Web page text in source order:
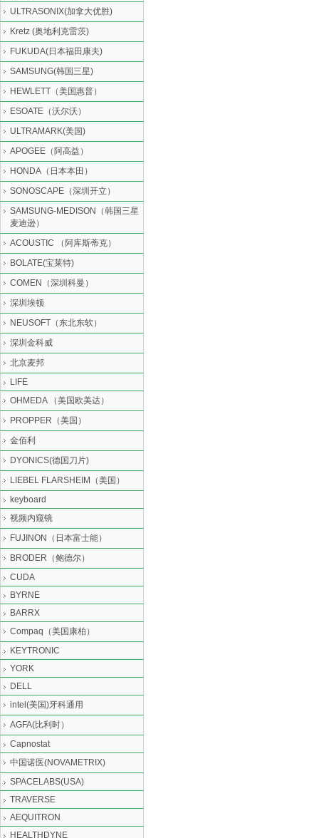
ULTRASONIX(加拿大优胜)
Kretz (奥地利克雷茨)
FUKUDA(日本福田康夫)
SAMSUNG(韩国三星)
HEWLETT（美国惠普）
ESOATE（沃尔沃）
ULTRAMARK(美国)
APOGEE（阿高益）
HONDA（日本本田）
SONOSCAPE（深圳开立）
SAMSUNG-MEDISON（韩国三星
麦迪逊）
ACOUSTIC （阿库斯蒂克）
BOLATE(宝莱特)
COMEN（深圳科曼）
深圳埃顿
NEUSOFT（东北东软）
深圳金科威
北京麦邦
LIFE
OHMEDA （美国欧美达）
PROPPER（美国）
金佰利
DYONICS(德国刀片)
LIEBEL FLARSHEIM（美国）
keyboard
视频内窥镜
FUJINON（日本富士能）
BRODER（鲍德尔）
CUDA
BYRNE
BARRX
Compaq（美国康柏）
KEYTRONIC
YORK
DELL
intel(美国)牙科通用
AGFA(比利时）
Capnostat
中国诺医(NOVAMETRIX)
SPACELABS(USA)
TRAVERSE
AEQUITRON
HEALTHDYNE